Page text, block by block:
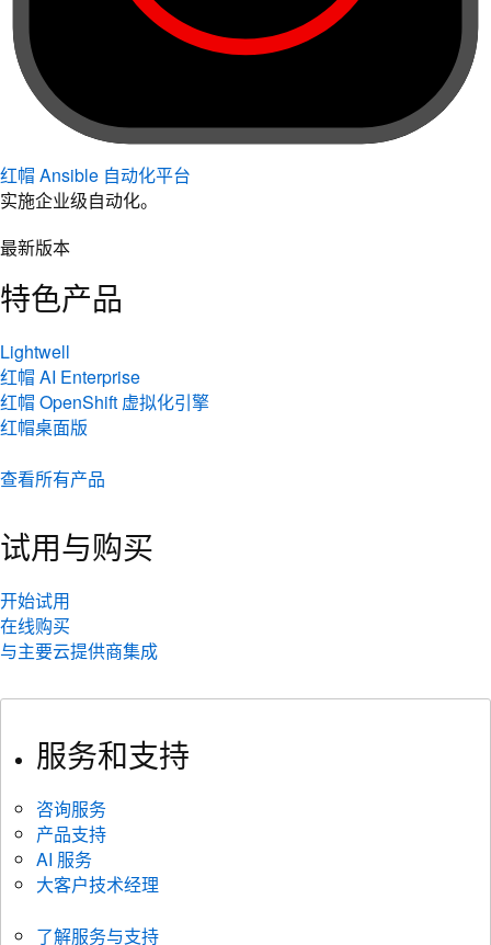
红帽 Ansible 自动化平台
实施企业级自动化。
最新版本
特色产品
Lightwell
红帽 AI Enterprise
红帽 OpenShift 虚拟化引擎
红帽桌面版
查看所有产品
试用与购买
开始试用
在线购买
与主要云提供商集成
服务和支持
咨询服务
产品支持
AI 服务
大客户技术经理
了解服务与支持